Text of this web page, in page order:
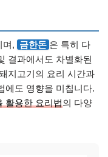
며, 금한돈 은 특히 다
결과에서도 차별화된
지고기의 요리 시간과
에도 영향을 미칩니다.
활용한 요리법의 다양